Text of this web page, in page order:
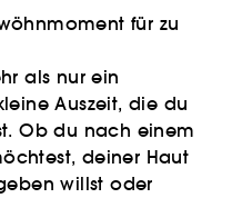
für zu
als nur ein
Auszeit, die du
Ob du nach einem
deiner Haut
willst oder